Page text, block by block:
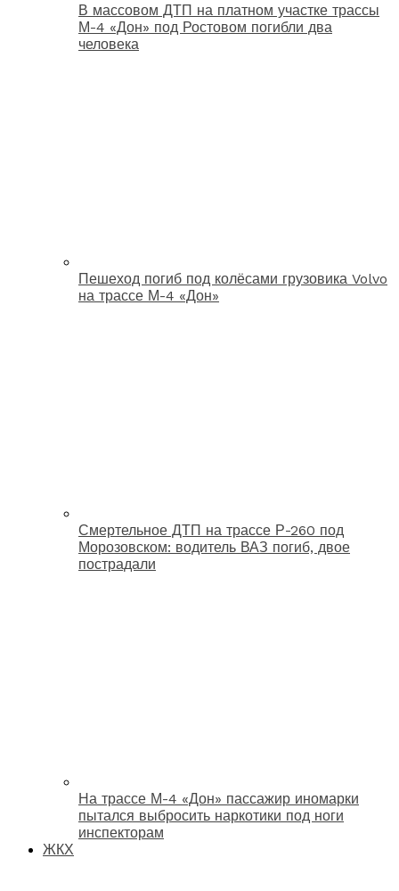
В массовом ДТП на платном участке трассы
М-4 «Дон» под Ростовом погибли два
человека
Пешеход погиб под колёсами грузовика Volvo
на трассе М-4 «Дон»
Смертельное ДТП на трассе Р-260 под
Морозовском: водитель ВАЗ погиб, двое
пострадали
На трассе М-4 «Дон» пассажир иномарки
пытался выбросить наркотики под ноги
инспекторам
ЖКХ